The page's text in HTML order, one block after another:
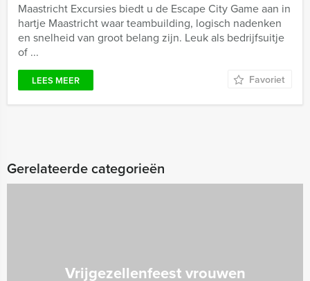
Maastricht Excursies biedt u de Escape City Game aan in
hartje Maastricht waar teambuilding, logisch nadenken
en snelheid van groot belang zijn. Leuk als bedrijfsuitje
of ...
LEES MEER Favoriet
Gerelateerde categorieën
Vrijgezellenfeest vrouwen